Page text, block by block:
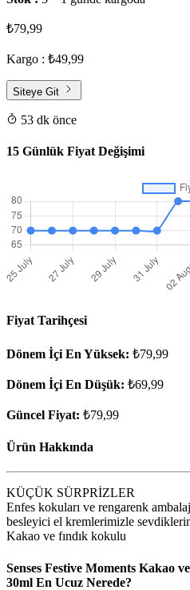
₺79,99
Kargo : ₺49,99
Siteye Git
53 dk önce
15 Günlük Fiyat Değişimi
Fiyat Tarihçesi
Dönem İçi En Yüksek: ₺79,99
Dönem İçi En Düşük: ₺69,99
Güncel Fiyat: ₺79,99
Ürün Hakkında
KÜÇÜK SÜRPRİZLER
Enfes kokuları ve rengarenk
besleyici el kremlerimizle
Kakao ve fındık kokulu
Senses Festive Moments Kakao
30ml En Ucuz Nerede?